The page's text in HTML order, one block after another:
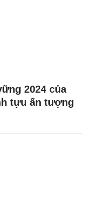
2024 của
tựu ấn tượng